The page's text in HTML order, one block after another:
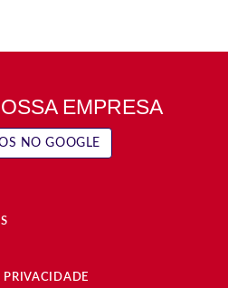
EMPRESA
NO GOOGLE
PRIVACIDADE